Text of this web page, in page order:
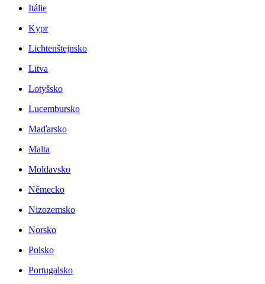
Itálie
Kypr
Lichtenštejnsko
Litva
Lotyšsko
Lucembursko
Maďarsko
Malta
Moldavsko
Německo
Nizozemsko
Norsko
Polsko
Portugalsko